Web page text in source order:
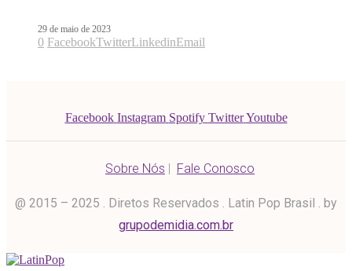
29 de maio de 2023
0 FacebookTwitterLinkedinEmail
Facebook Instagram Spotify Twitter Youtube
Sobre Nós | Fale Conosco
@ 2015 – 2025 . Diretos Reservados . Latin Pop Brasil . by
grupodemidia.com.br